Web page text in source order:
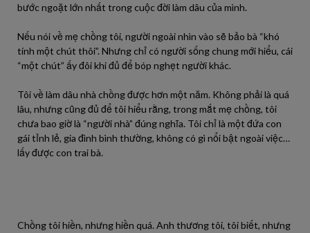
bước ngoặt lớn nhất trong cuộc đời làm dâu của mình.
Nếu nói về mẹ chồng tôi, người ngoài nhìn vào sẽ bảo bà “khó
tính một chút thôi”. Nhưng chỉ có người sống chung mới hiểu, cái
“một chút” ấy đôi khi đủ để bóp nghẹt người khác.
Tôi về làm dâu nhà chồng được hơn một năm. Không phải là quá
lâu, nhưng cũng đủ để tôi hiểu rằng, trong mắt mẹ chồng, tôi
chưa bao giờ là “người nhà” đúng nghĩa. Tôi chỉ là một đứa con
gái tỉnh lẻ, gia đình bình thường, không có gì nổi bật ngoài việc…
lấy được con trai bà.
Chồng tôi hiền, nhưng hiền quá. Anh thương tôi, tôi biết, nhưng